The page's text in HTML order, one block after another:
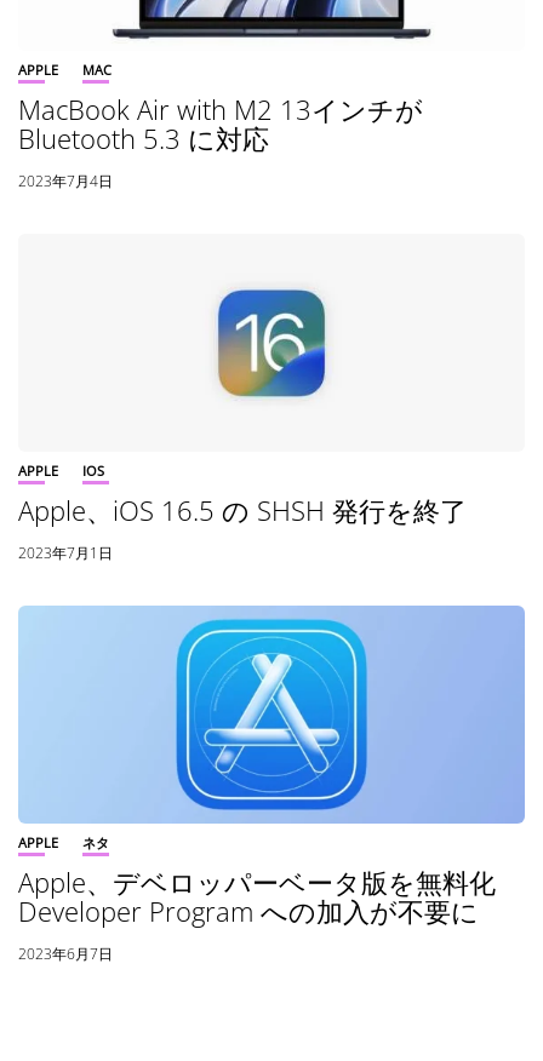
APPLE MAC
MacBook Air with M2 13インチが
Bluetooth 5.3 に対応
2023年7月4日
APPLE IOS
Apple、iOS 16.5 の SHSH 発行を終了
2023年7月1日
APPLE ネタ
Apple、デベロッパーベータ版を無料化
Developer Program への加入が不要に
2023年6月7日